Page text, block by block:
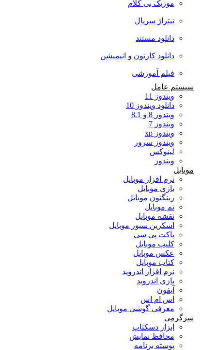
موزیک بی کلام
تیتراژ سریال
دانلود مستند
دانلود کارتون و انیمیشن
فیلم آموزشی
سیستم عامل
ویندوز 11
دانلود ویندوز 10
ویندوز 8 و 8.1
ویندوز 7
ویندوز xp
ویندوز سرور
لینوکس
ویندوز
موبایل
نرم افزار موبایل
بازی موبایل
رینگتون موبایل
تم موبایل
نقشه موبایل
اسکرین سیور موبایل
پاکت پی سی
کلیپ موبایل
عکس موبایل
کتاب موبایل
نرم افزار اندروید
بازی اندروید
آیفون
اس ام اس
معرفی گوشی موبایل
سرگرمی
ابزار دسکتاپ
محافظ نمایش
پوسته برنامه